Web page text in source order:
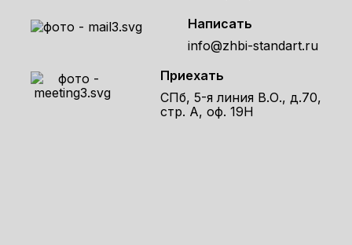
Написать
info@zhbi-standart.ru
Приехать
СПб, 5-я линия В.О., д.70,
стр. А, оф. 19Н